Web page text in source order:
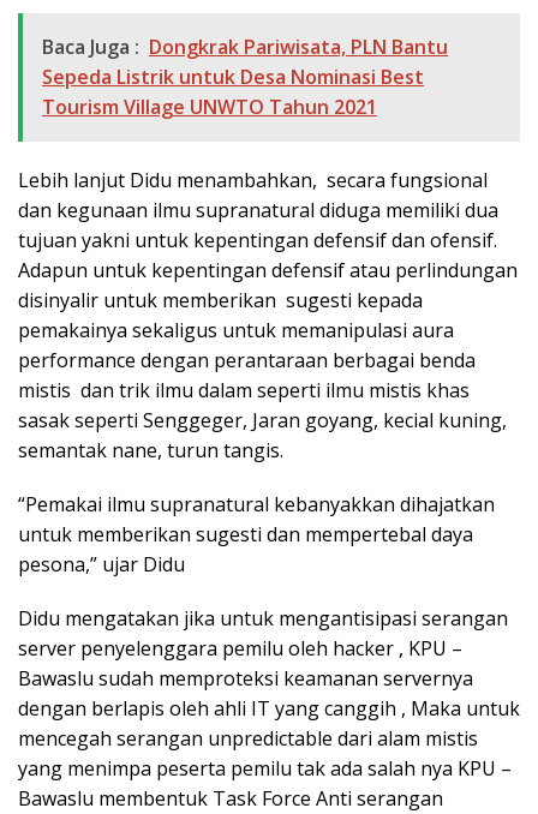
Baca Juga : Dongkrak Pariwisata, PLN Bantu
Sepeda Listrik untuk Desa Nominasi Best
Tourism Village UNWTO Tahun 2021
Lebih lanjut Didu menambahkan, secara fungsional
dan kegunaan ilmu supranatural diduga memiliki dua
tujuan yakni untuk kepentingan defensif dan ofensif.
Adapun untuk kepentingan defensif atau perlindungan
disinyalir untuk memberikan sugesti kepada
pemakainya sekaligus untuk memanipulasi aura
performance dengan perantaraan berbagai benda
mistis dan trik ilmu dalam seperti ilmu mistis khas
sasak seperti Senggeger, Jaran goyang, kecial kuning,
semantak nane, turun tangis.
“Pemakai ilmu supranatural kebanyakkan dihajatkan
untuk memberikan sugesti dan mempertebal daya
pesona,” ujar Didu
Didu mengatakan jika untuk mengantisipasi serangan
server penyelenggara pemilu oleh hacker , KPU –
Bawaslu sudah memproteksi keamanan servernya
dengan berlapis oleh ahli IT yang canggih , Maka untuk
mencegah serangan unpredictable dari alam mistis
yang menimpa peserta pemilu tak ada salah nya KPU –
Bawaslu membentuk Task Force Anti serangan